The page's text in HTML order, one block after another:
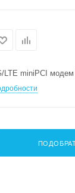
LTE miniPCI